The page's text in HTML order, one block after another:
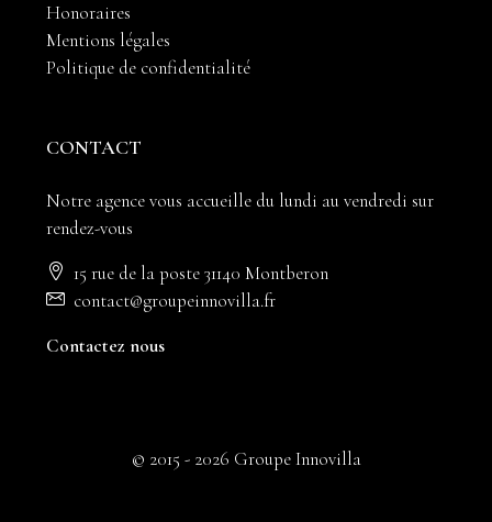
Honoraires
Mentions légales
Politique de confidentialité
CONTACT
Notre agence vous accueille du lundi au vendredi sur
rendez-vous
15 rue de la poste 31140 Montberon
contact@groupeinnovilla.fr
Contactez nous
© 2015 - 2026 Groupe Innovilla